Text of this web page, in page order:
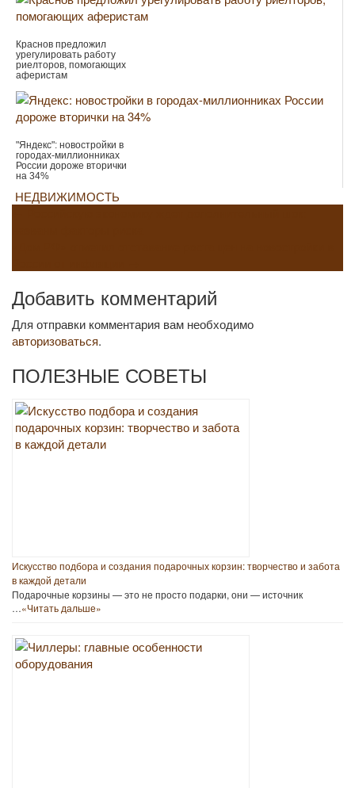
Краснов предложил
урегулировать работу
риелторов, помогающих
аферистам
"Яндекс": новостройки в
городах-миллионниках
России дороже вторички
на 34%
НЕДВИЖИМОСТЬ
записям
Добавить комментарий
Для отправки комментария вам необходимо
авторизоваться.
ПОЛЕЗНЫЕ СОВЕТЫ
Искусство подбора и создания подарочных корзин: творчество и забота
в каждой детали
Подарочные корзины — это не просто подарки, они — источник
…«Читать дальше»